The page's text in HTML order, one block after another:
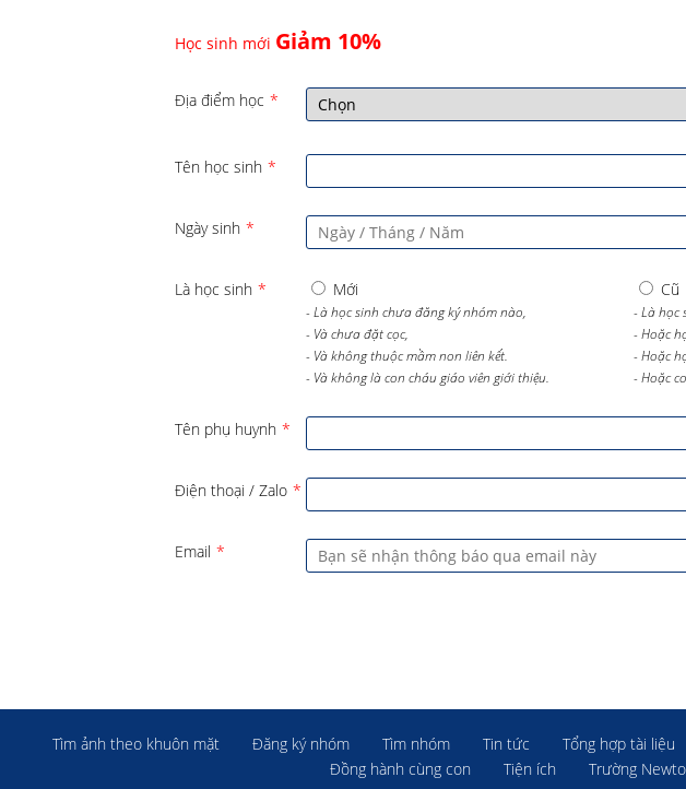
Học sinh mới Giảm 10%
Địa điểm học *
Tên học sinh *
Ngày sinh *
Là học sinh * Mới
- Là học sinh chưa đăng ký nhóm nào,
- Và chưa đặt cọc,
- Và không thuộc mầm non liên kết.
- Và không là con cháu giáo viên giới thiệu.
Cũ
- Là học
- Hoặc
- Hoặc
- Hoặc
Tên phụ huynh *
Điện thoại / Zalo *
Email *
Tìm ảnh theo khuôn mặt Đăng ký nhóm Tìm nhóm Tin tức Tổng hợp tài liệu
Đồng hành cùng con
Tiện ích Trường